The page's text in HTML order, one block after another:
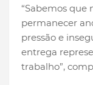
“Sabemos que
permanecer
pressão e
entrega
trabalho”,